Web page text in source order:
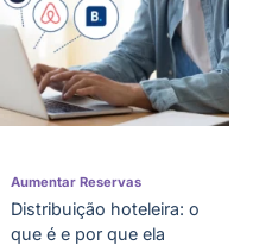
Aumentar Reservas
Distribuição hoteleira: o
que é e por que ela